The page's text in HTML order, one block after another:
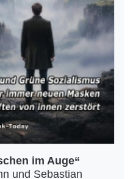
im Auge“
und Sebastian